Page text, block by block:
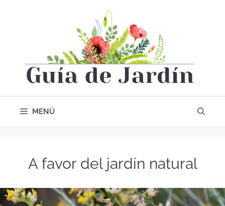
MENÚ
A favor del jardín natural